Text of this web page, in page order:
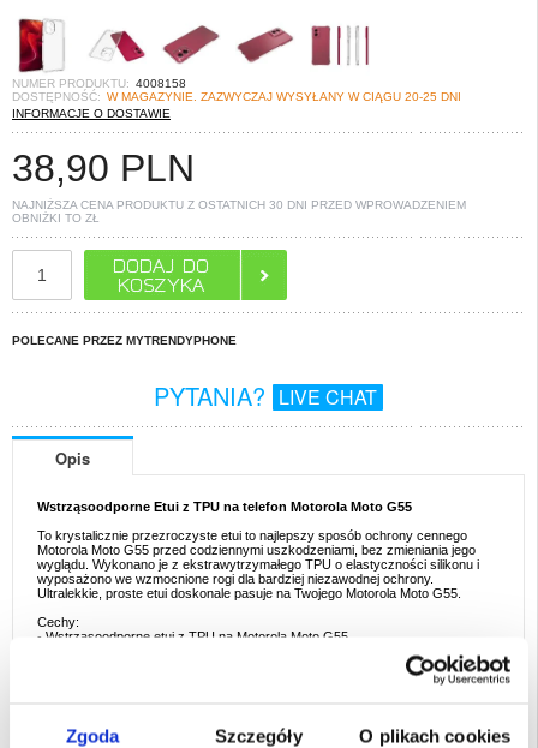
Zgoda Szczegóły O plikach cookies
NUMER PRODUKTU: 4008158
DOSTĘPNOŚĆ: W MAGAZYNIE. ZAZWYCZAJ WYSYŁANY W CIĄGU 20-25 DNI
INFORMACJE O DOSTAWIE
38,90 PLN
NAJNIŻSZA CENA PRODUKTU Z OSTATNICH 30 DNI PRZED WPROWADZENIEM
OBNIŻKI TO ZŁ
POLECANE PRZEZ MYTRENDYPHONE
PYTANIA? LIVE CHAT
Opis
Wstrząsoodporne Etui z TPU na telefon Motorola Moto G55
To krystalicznie przezroczyste etui to najlepszy sposób ochrony cennego
Motorola Moto G55 przed codziennymi uszkodzeniami, bez zmieniania jego
wyglądu. Wykonano je z ekstrawytrzymałego TPU o elastyczności silikonu i
wyposażono we wzmocnione rogi dla bardziej niezawodnej ochrony.
Ultralekkie, proste etui doskonale pasuje na Twojego Motorola Moto G55.
Cechy:
- Wstrząsoodporne etui z TPU na Motorola Moto G55
- Etui z reagującymi osłonami przycisków dla dodatkowej ochrony przed pyłem